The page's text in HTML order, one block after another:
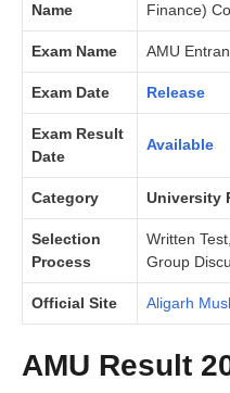
Name
Finance)
Exam Name AMU
Exam Date Release
Exam Result
Date
Available
Category University
Selection
Process
Written
Group
Official Site Aligarh
AMU Result